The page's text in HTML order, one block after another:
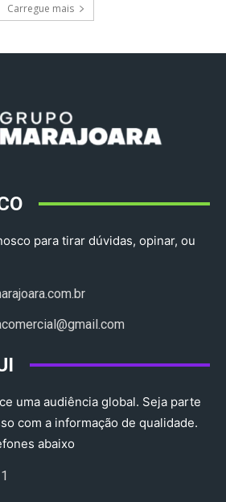
Carregue mais
para tirar dúvidas, opinar, ou
uma audiência global. Seja parte
com a informação de qualidade.
abaixo